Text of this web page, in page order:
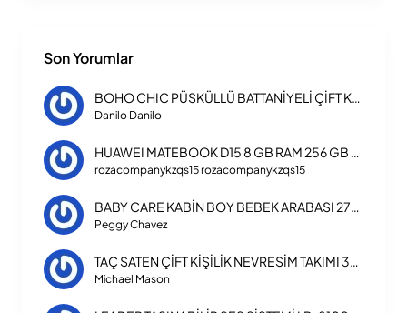
Son Yorumlar
BOHO CHIC PÜSKÜLLÜ BATTANİYELİ ÇİFT KİŞİLİK NEVRESİM TAKIMI
Danilo Danilo
HUAWEI MATEBOOK D15 8 GB RAM 256 GB SSD LAPTOP INTEL CORE I3 1115G4
rozacompanykzqs15 rozacompanykzqs15
BABY CARE KABİN BOY BEBEK ARABASI 270 TRIPPER
Peggy Chavez
TAÇ SATEN ÇİFT KİŞİLİK NEVRESİM TAKIMI 3254
Michael Mason